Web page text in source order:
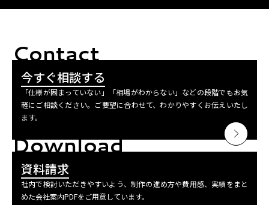
Contact
今すぐ相談する
「仕様が固まっていない」「相場がわからない」などの段階でもお気
軽にご相談ください。ご要望に合わせて、わかりやすくお伝えいたし
ます。
Download
資料請求
社内で検討いただきやすいよう、制作の進め方や費用感、実績をまと
めた会社案内PDFをご用意しています。